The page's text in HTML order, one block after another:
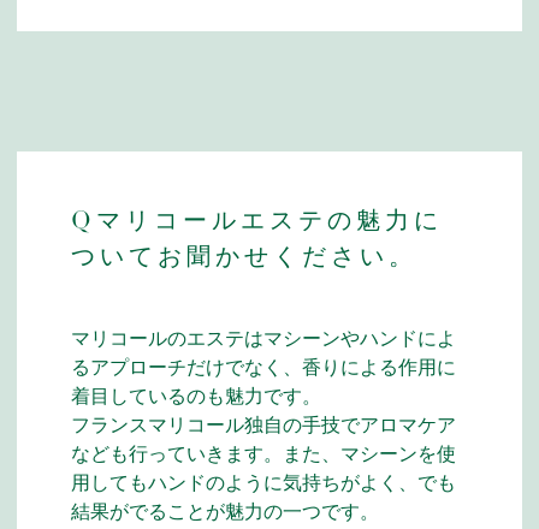
Qマリコールエステの魅力に
ついてお聞かせください。
マリコールのエステはマシーンやハンドによ
るアプローチだけでなく、香りによる作用に
着目しているのも魅力です。
フランスマリコール独自の手技でアロマケア
なども行っていきます。また、マシーンを使
用してもハンドのように気持ちがよく、でも
結果がでることが魅力の一つです。